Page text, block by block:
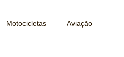
Motocicletas Aviação